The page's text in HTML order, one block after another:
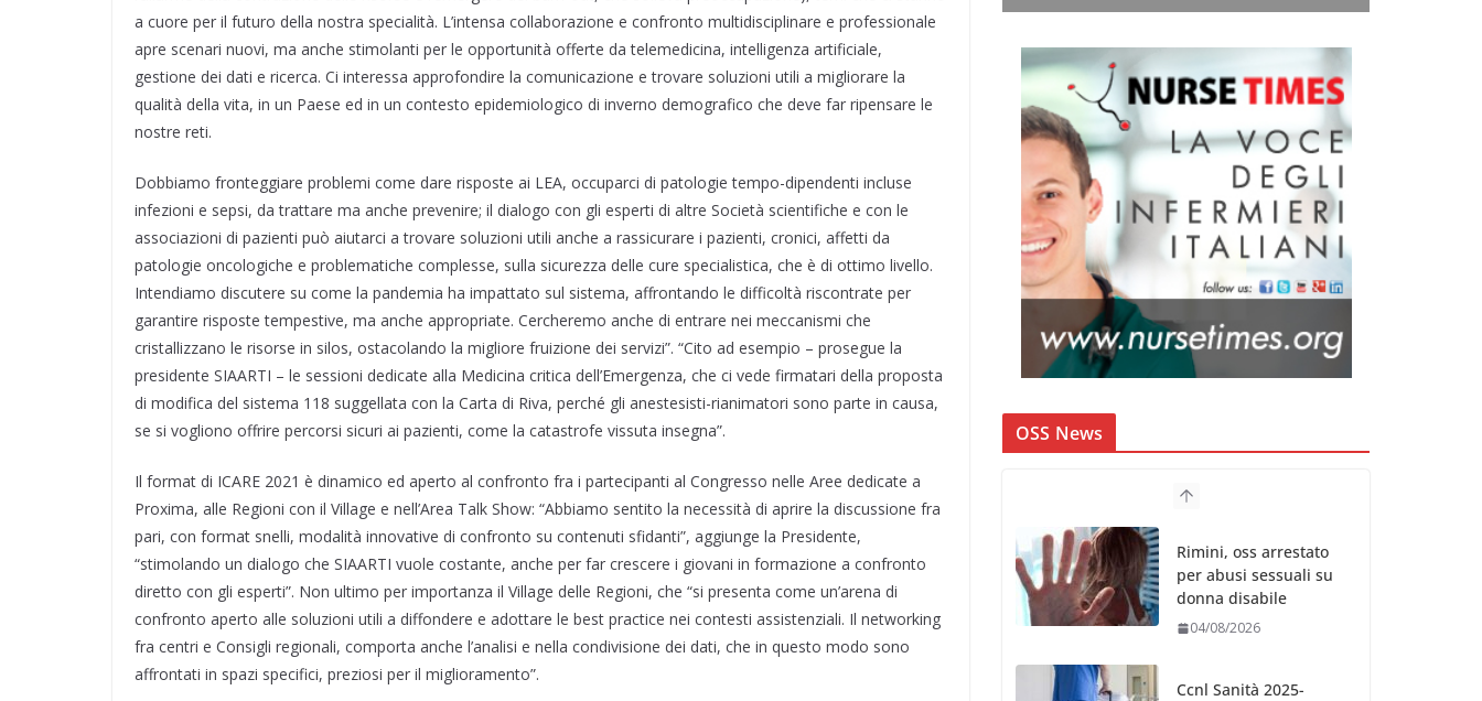
a cuore per il futuro della nostra specialità. L’intensa collaborazione e confronto multidisciplinare e professionale
apre scenari nuovi, ma anche stimolanti per le opportunità offerte da telemedicina, intelligenza artificiale,
gestione dei dati e ricerca. Ci interessa approfondire la comunicazione e trovare soluzioni utili a migliorare la
qualità della vita, in un Paese ed in un contesto epidemiologico di inverno demografico che deve far ripensare le
nostre reti.
Dobbiamo fronteggiare problemi come dare risposte ai LEA, occuparci di patologie tempo-dipendenti incluse
infezioni e sepsi, da trattare ma anche prevenire; il dialogo con gli esperti di altre Società scientifiche e con le
associazioni di pazienti può aiutarci a trovare soluzioni utili anche a rassicurare i pazienti, cronici, affetti da
patologie oncologiche e problematiche complesse, sulla sicurezza delle cure specialistica, che è di ottimo livello.
Intendiamo discutere su come la pandemia ha impattato sul sistema, affrontando le difficoltà riscontrate per
garantire risposte tempestive, ma anche appropriate. Cercheremo anche di entrare nei meccanismi che
cristallizzano le risorse in silos, ostacolando la migliore fruizione dei servizi”. “Cito ad esempio – prosegue la
presidente SIAARTI – le sessioni dedicate alla Medicina critica dell’Emergenza, che ci vede firmatari della proposta
di modifica del sistema 118 suggellata con la Carta di Riva, perché gli anestesisti-rianimatori sono parte in causa,
se si vogliono offrire percorsi sicuri ai pazienti, come la catastrofe vissuta insegna”.
Il format di ICARE 2021 è dinamico ed aperto al confronto fra i partecipanti al Congresso nelle Aree dedicate a
Proxima, alle Regioni con il Village e nell’Area Talk Show: “Abbiamo sentito la necessità di aprire la discussione fra
pari, con format snelli, modalità innovative di confronto su contenuti sfidanti”, aggiunge la Presidente,
“stimolando un dialogo che SIAARTI vuole costante, anche per far crescere i giovani in formazione a confronto
diretto con gli esperti”. Non ultimo per importanza il Village delle Regioni, che “si presenta come un’arena di
confronto aperto alle soluzioni utili a diffondere e adottare le best practice nei contesti assistenziali. Il networking
fra centri e Consigli regionali, comporta anche l’analisi e nella condivisione dei dati, che in questo modo sono
affrontati in spazi specifici, preziosi per il miglioramento”.
OSS News
Rimini, oss arrestato
per abusi sessuali su
donna disabile
04/08/2026
Ccnl Sanità 2025-